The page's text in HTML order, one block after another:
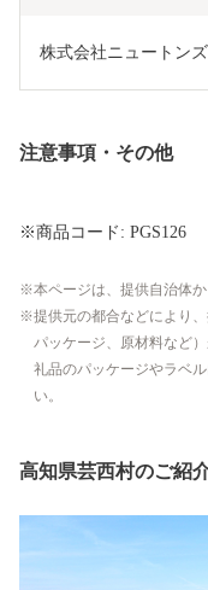
株式会社ニュートンズ
注意事項・その他
※商品コード: PGS126
本ページは、提供自治体
提供元の都合などにより
パッケージ、原材料など
礼品のパッケージやラベ
い。
高知県芸西村のご紹